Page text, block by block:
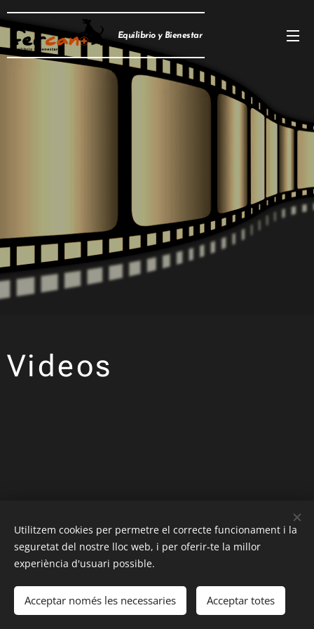
Equilibrio y Bienestar
Videos
© 2017 - 2021 Fercan | Todos los derechos reservados
Adiestramiento y residencia para perros en Abrera (
Barcelona )
Aviso Legal|Política de Privacidad |Política de Cookies
Cookies
Utilitzem cookies per permetre el correcte funcionament i la
seguretat del nostre lloc web, i per oferir-te la millor
experiència d'usuari possible.
Acceptar només les necessaries Acceptar totes